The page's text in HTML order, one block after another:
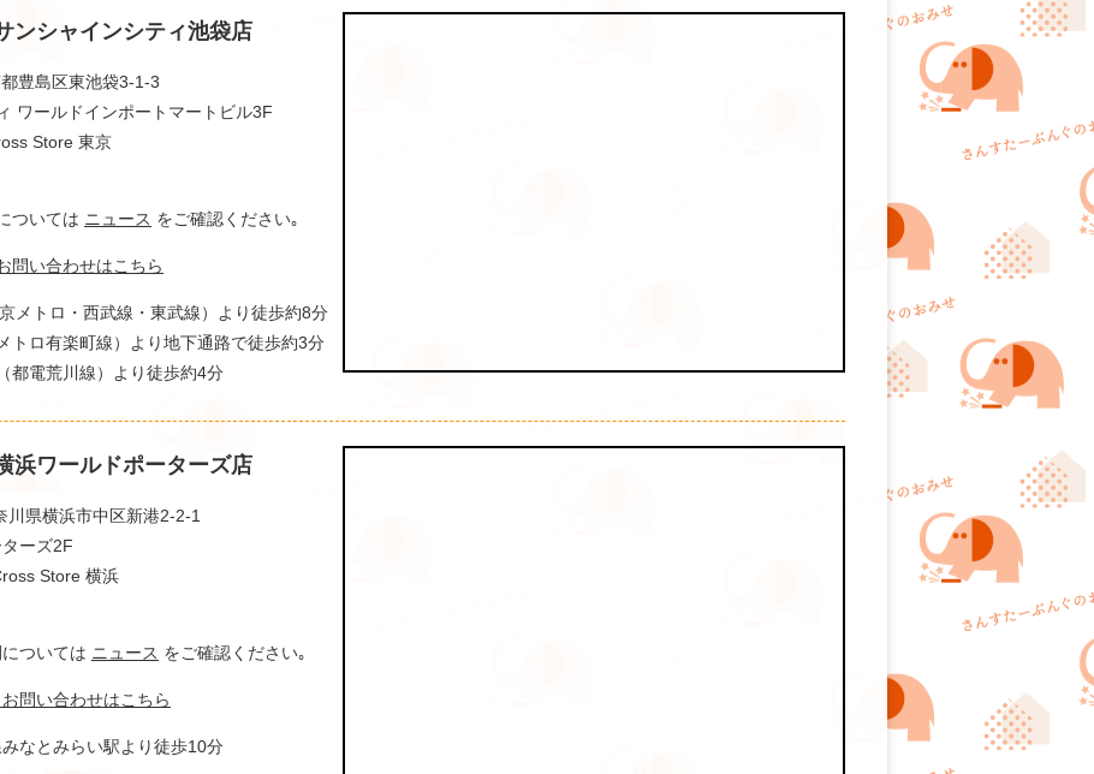
ンシャインシティ池袋店
豊島区東池袋3-1-3
ワールドインポートマートビル3F
Store 東京
については ニュース をご確認ください｡
問い合わせはこちら
メトロ・西武線・東武線）より徒歩約8分
トロ有楽町線）より地下通路で徒歩約3分
都電荒川線）より徒歩約4分
浜ワールドポーターズ店
県横浜市中区新港2-2-1
ーズ2F
Store 横浜
については ニュース をご確認ください｡
問い合わせはこちら
なとみらい駅より徒歩10分